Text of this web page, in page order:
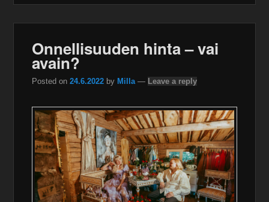
Onnellisuuden hinta – vai
avain?
Posted on24.6.2022 by Milla — Leave a reply